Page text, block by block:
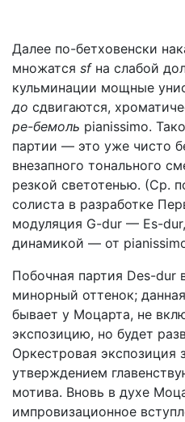
Далее по-бетховенски
множатся sfна слабой
кульминации мощные
до сдвигаются,
ре-бемоль pianissimo.
партии — это уже чисто
внезапного тонального
резкой светотенью. (Ср.
солиста в разработке
модуляция G-dur — Es-
динамикой — от
Побочная партия Des-dur
минорный оттенок;
бывает у Моцарта, не
экспозицию, но будет
Оркестровая экспозиция
утверждением
мотива. Вновь в духе
импровизационное